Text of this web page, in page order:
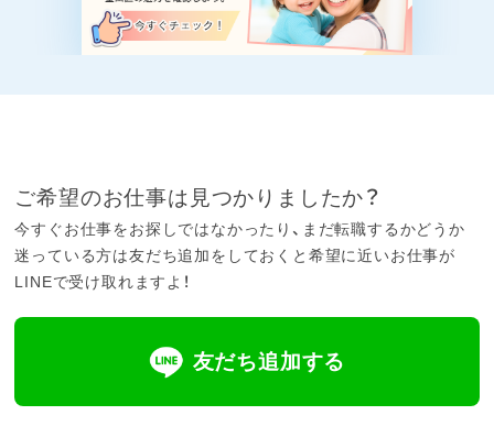
ご希望のお仕事は見つかりましたか？
今すぐお仕事をお探しではなかったり、まだ転職するかどうか
迷っている方は友だち追加をしておくと希望に近いお仕事が
LINEで受け取れますよ！
友だち追加する